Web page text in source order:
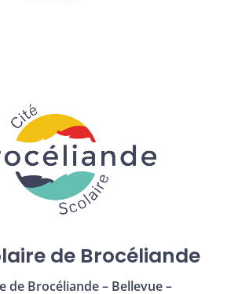
de Brocéliande
de Brocéliande – Bellevue –